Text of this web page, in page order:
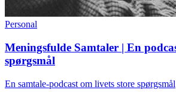
Personal
Meningsfulde Samtaler | En
spørgsmål
En samtale-podcast om livets store spørgsmål